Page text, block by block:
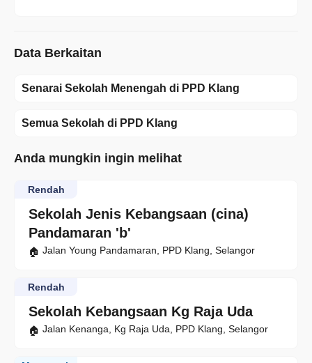
Data Berkaitan
Senarai Sekolah Menengah di PPD Klang
Semua Sekolah di PPD Klang
Anda mungkin ingin melihat
Sekolah Jenis Kebangsaan (cina)
Pandamaran 'b'
Rendah
Jalan Young Pandamaran, PPD Klang, Selangor
Sekolah Kebangsaan Kg Raja Uda
Rendah
Jalan Kenanga, Kg Raja Uda, PPD Klang, Selangor